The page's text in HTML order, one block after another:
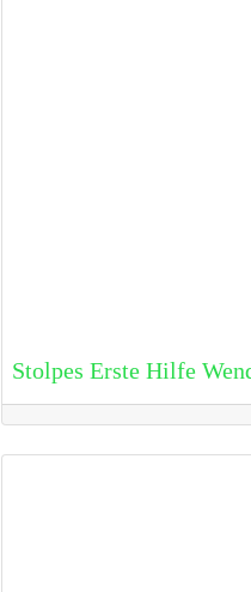
Stolpes Erste Hilfe